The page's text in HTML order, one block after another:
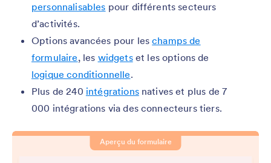
personnalisables pour différents secteurs
d’activités.
Options avancées pour leschamps de
formulaire, les widgetset les options de
logique conditionnelle.
Plus de 240 intégrationsnatives et plus de 7
000 intégrations via des connecteurs tiers.